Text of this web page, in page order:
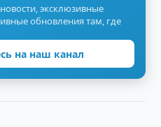
эксклюзивные
обновления там, где
на наш канал